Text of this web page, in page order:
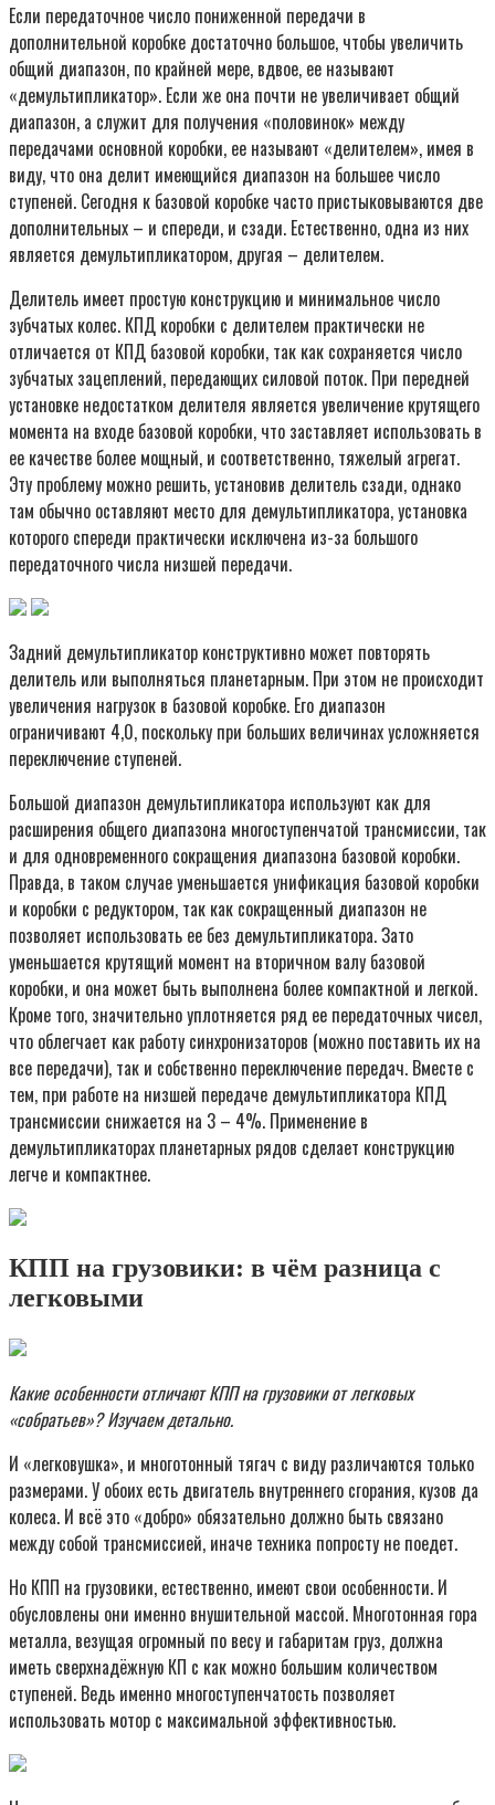
Если передаточное число пониженной передачи в
дополнительной коробке достаточно большое, чтобы увеличить
общий диапазон, по крайней мере, вдвое, ее называют
«демультипликатор». Если же она почти не увеличивает общий
диапазон, а служит для получения «половинок» между
передачами основной коробки, ее называют «делителем», имея в
виду, что она делит имеющийся диапазон на большее число
ступеней. Сегодня к базовой коробке часто пристыковываются две
дополнительных – и спереди, и сзади. Естественно, одна из них
является демультипликатором, другая – делителем.
Делитель имеет простую конструкцию и минимальное число
зубчатых колес. КПД коробки с делителем практически не
отличается от КПД базовой коробки, так как сохраняется число
зубчатых зацеплений, передающих силовой поток. При передней
установке недостатком делителя является увеличение крутящего
момента на входе базовой коробки, что заставляет использовать в
ее качестве более мощный, и соответственно, тяжелый агрегат.
Эту проблему можно решить, установив делитель сзади, однако
там обычно оставляют место для демультипликатора, установка
которого спереди практически исключена из-за большого
передаточного числа низшей передачи.
Задний демультипликатор конструктивно может повторять
делитель или выполняться планетарным. При этом не происходит
увеличения нагрузок в базовой коробке. Его диапазон
ограничивают 4,0, поскольку при больших величинах усложняется
переключение ступеней.
Большой диапазон демультипликатора используют как для
расширения общего диапазона многоступенчатой трансмиссии, так
и для одновременного сокращения диапазона базовой коробки.
Правда, в таком случае уменьшается унификация базовой коробки
и коробки с редуктором, так как сокращенный диапазон не
позволяет использовать ее без демультипликатора. Зато
уменьшается крутящий момент на вторичном валу базовой
коробки, и она может быть выполнена более компактной и легкой.
Кроме того, значительно уплотняется ряд ее передаточных чисел,
что облегчает как работу синхронизаторов (можно поставить их на
все передачи), так и собственно переключение передач. Вместе с
тем, при работе на низшей передаче демультипликатора КПД
трансмиссии снижается на 3 – 4%. Применение в
демультипликаторах планетарных рядов сделает конструкцию
легче и компактнее.
КПП на грузовики: в чём разница с
легковыми
Какие особенности отличают КПП на грузовики от легковых
«собратьев»? Изучаем детально.
И «легковушка», и многотонный тягач с виду различаются только
размерами. У обоих есть двигатель внутреннего сгорания, кузов да
колеса. И всё это «добро» обязательно должно быть связано
между собой трансмиссией, иначе техника попросту не поедет.
Но КПП на грузовики, естественно, имеют свои особенности. И
обусловлены они именно внушительной массой. Многотонная гора
металла, везущая огромный по весу и габаритам груз, должна
иметь сверхнадёжную КП с как можно большим количеством
ступеней. Ведь именно многоступенчатость позволяет
использовать мотор с максимальной эффективностью.